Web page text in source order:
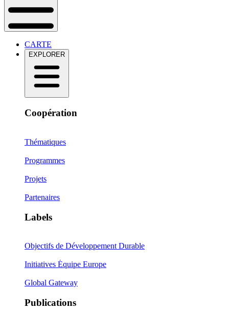
CARTE
EXPLORER
Coopération
Thématiques
Programmes
Projets
Partenaires
Labels
Objectifs de Développement Durable
Initiatives Équipe Europe
Global Gateway
Publications